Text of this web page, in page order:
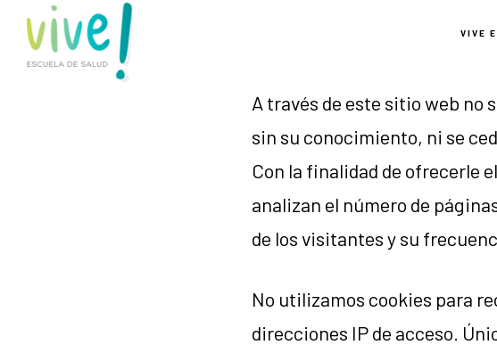
Saltar
Saltar
VIVE
A través de este sitio web no
sin su conocimiento, ni se
Con la finalidad de ofrecerle
analizan el número de
de los visitantes y su
No utilizamos cookies para
direcciones IP de acceso.